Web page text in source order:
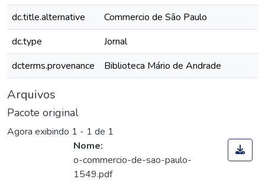
dc.title.alternative
Commercio de São Paulo
dc.type
Jornal
dcterms.provenance
Biblioteca Mário de Andrade
Arquivos
Pacote original
Agora exibindo 1 - 1 de 1
Nome:
o-commercio-de-sao-paulo-
1549.pdf